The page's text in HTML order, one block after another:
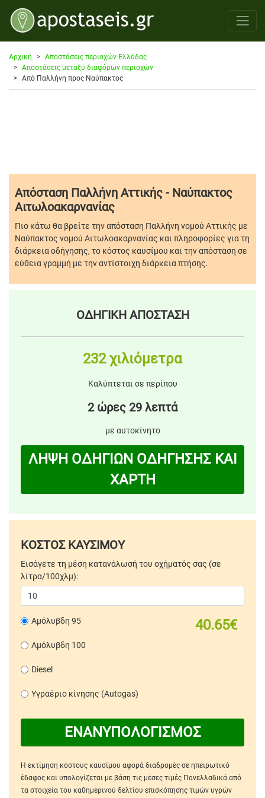
Αρχική
Αποστάσεις περιοχών Ελλάδας
Αποστάσεις μεταξύ διαφόρων περιοχών
Από Παλλήνη προς Ναύπακτος
Απόσταση Παλλήνη Αττικής - Ναύπακτος
Αιτωλοακαρνανίας
Πιο κάτω θα βρείτε την απόσταση Παλλήνη νομού Αττικής με
Ναύπακτος νομού Αιτωλοακαρνανίας και πληροφορίες για τη
διάρκεια οδήγησης, το κόστος καυσίμου και την απόσταση σε
εύθεια γραμμή με την αντίστοιχη διάρκεια πτήσης.
ΟΔΗΓΙΚΗ ΑΠΟΣΤΑΣΗ
232 χιλιόμετρα
Καλύπτεται σε περίπου
2 ώρες 29 λεπτά
με αυτοκίνητο
ΛΗΨΗ ΟΔΗΓΙΩΝ ΟΔΗΓΗΣΗΣ ΚΑΙ
ΧΑΡΤΗ
ΚΟΣΤΟΣ ΚΑΥΣΙΜΟΥ
Εισάγετε τη μέση κατανάλωσή του οχήματός σας (σε
λίτρα/100χλμ):
40.65€
Αμόλυβδη 95
Αμόλυβδη 100
Diesel
Υγραέριο κίνησης (Autogas)
ΕΝΑΝΥΠΟΛΟΓΙΣΜΟΣ
Η εκτίμηση κόστους καυσίμου αφορά διαδρομές σε ηπειρωτικό
έδαφος και υπολογίζεται με βάση τις μέσες τιμές Πανελλαδικά από
τα στοιχεία του καθημερινού δελτίου επισκόπησης τιμών υγρών